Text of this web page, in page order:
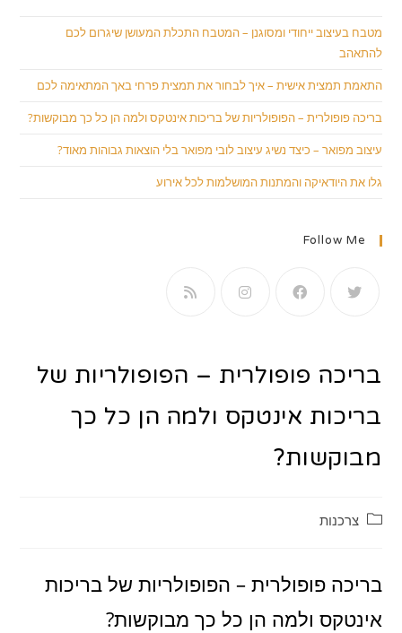
מטבח בעיצוב ייחודי ומסוגנן – המטבח התכלת המעושן שיגרום לכם
להתאהב
התאמת תמצית אישית – איך לבחור את תמצית פרחי באך המתאימה לכם
בריכה פופולרית – הפופולריות של בריכות אינטקס ולמה הן כל כך מבוקשות?
עיצוב מפואר – כיצד נשיג עיצוב לובי מפואר בלי הוצאות גבוהות מאוד?
גלו את היודאיקה והמתנות המושלמות לכל אירוע
Follow Me
בריכה פופולרית – הפופולריות של
בריכות אינטקס ולמה הן כל כך
מבוקשות?
קטגוריה:צרכנות
בריכה פופולרית – הפופולריות של בריכות
אינטקס ולמה הן כל כך מבוקשות?